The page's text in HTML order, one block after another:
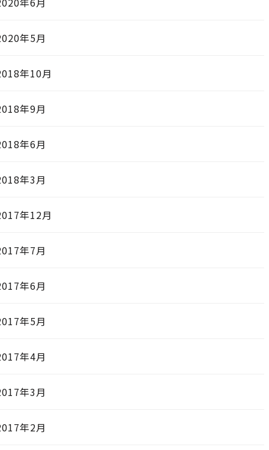
年5月
年10月
年9月
年6月
年3月
年12月
年7月
年6月
年5月
年4月
年3月
年2月